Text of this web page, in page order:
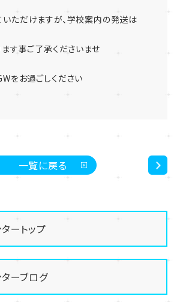
ただけますが、学校案内の発送は
ます事ご了承くださいませ
をお過ごしください
一覧に戻る
ートップ
ーブログ